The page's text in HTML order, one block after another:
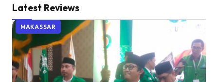
Latest Reviews
MAKASSAR